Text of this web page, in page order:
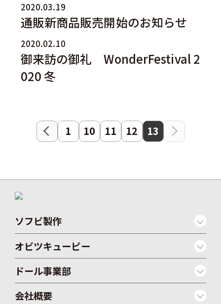
2020.03.19
通販新商品販売開始のお知らせ
2020.02.10
御来訪の御礼 WonderFestival 2
020 冬
1 10 11 12 13
ソフビ製作
オビツキューピー
ドール事業部
会社概要